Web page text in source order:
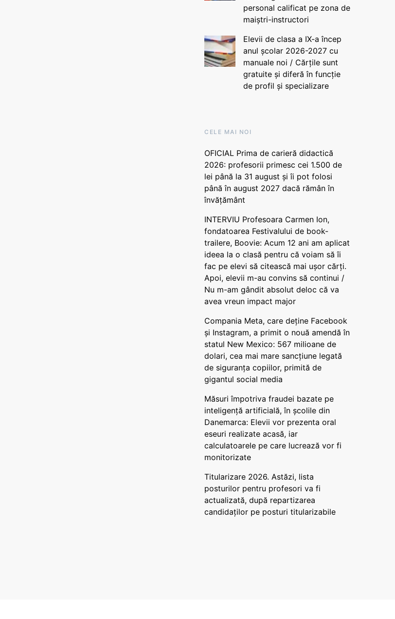
personal calificat pe zona de
maiștri-instructori
Elevii de clasa a IX-a încep
anul școlar 2026-2027 cu
manuale noi / Cărțile sunt
gratuite și diferă în funcție
de profil și specializare
CELE MAI NOI
OFICIAL Prima de carieră didactică
2026: profesorii primesc cei 1.500 de
lei până la 31 august și îi pot folosi
până în august 2027 dacă rămân în
învățământ
INTERVIU Profesoara Carmen Ion,
fondatoarea Festivalului de book-
trailere, Boovie: Acum 12 ani am aplicat
ideea la o clasă pentru că voiam să îi
fac pe elevi să citească mai ușor cărți.
Apoi, elevii m-au convins să continui /
Nu m-am gândit absolut deloc că va
avea vreun impact major
Compania Meta, care deține Facebook
și Instagram, a primit o nouă amendă în
statul New Mexico: 567 milioane de
dolari, cea mai mare sancțiune legată
de siguranța copiilor, primită de
gigantul social media
Măsuri împotriva fraudei bazate pe
inteligență artificială, în școlile din
Danemarca: Elevii vor prezenta oral
eseuri realizate acasă, iar
calculatoarele pe care lucrează vor fi
monitorizate
Titularizare 2026. Astăzi, lista
posturilor pentru profesori va fi
actualizată, după repartizarea
candidaților pe posturi titularizabile